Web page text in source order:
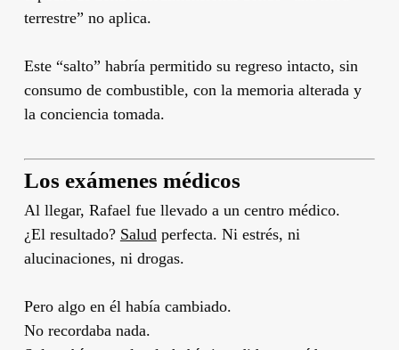
terrestre” no aplica.
Este “salto” habría permitido su regreso intacto, sin
consumo de combustible, con la memoria alterada y
la conciencia tomada.
Los exámenes médicos
Al llegar, Rafael fue llevado a un centro médico.
¿El resultado? Saludperfecta. Ni estrés, ni
alucinaciones, ni drogas.
Pero algo en él había cambiado.
No recordaba nada.